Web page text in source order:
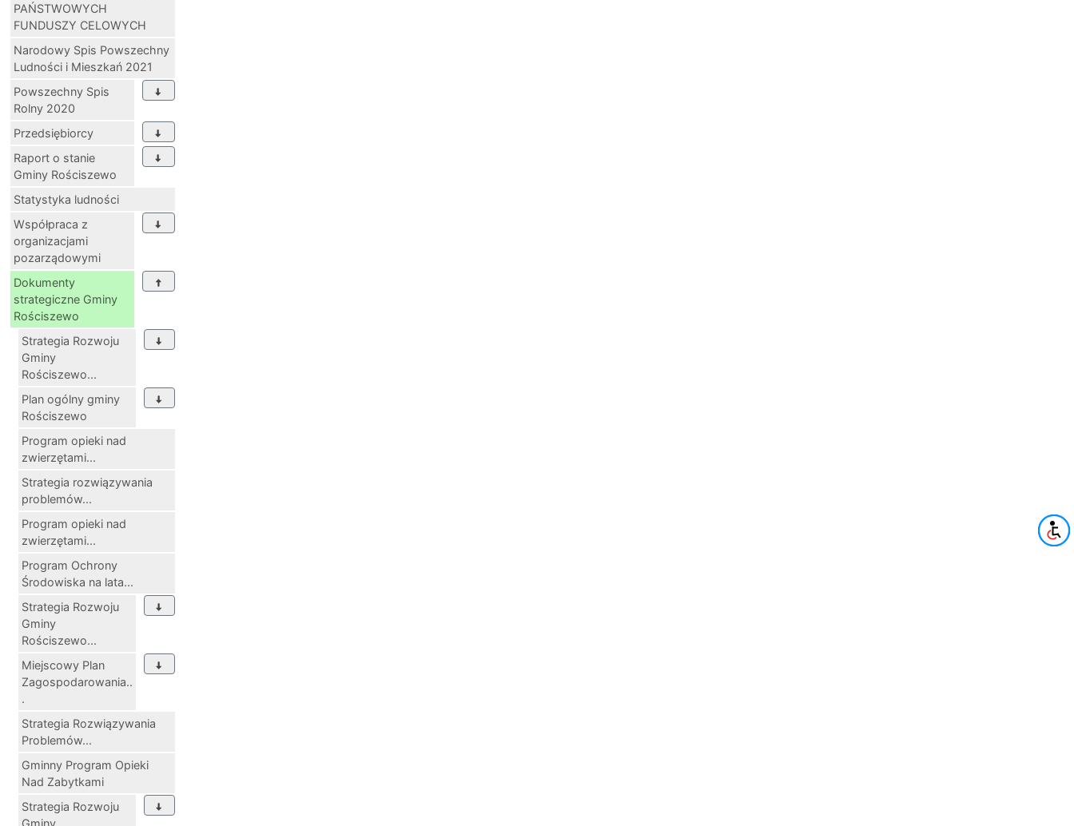
PAŃSTWOWYCH
FUNDUSZY CELOWYCH
Narodowy Spis Powszechny
Ludności i Mieszkań 2021
Powszechny Spis
Rolny 2020
Przedsiębiorcy
Raport o stanie
Gminy Rościszewo
Statystyka ludności
Współpraca z
organizacjami
pozarządowymi
Dokumenty
strategiczne Gminy
Rościszewo
Strategia Rozwoju
Gminy
Rościszewo...
Plan ogólny gminy
Rościszewo
Program opieki nad
zwierzętami...
Strategia rozwiązywania
problemów...
Program opieki nad
zwierzętami...
Program Ochrony
Środowiska na lata...
Strategia Rozwoju
Gminy
Rościszewo...
Miejscowy Plan
Zagospodarowania..
.
Strategia Rozwiązywania
Problemów...
Gminny Program Opieki
Nad Zabytkami
Strategia Rozwoju